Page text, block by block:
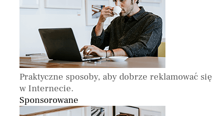
Praktyczne sposoby, aby dobrze reklamować się
w Internecie.
Sponsorowane